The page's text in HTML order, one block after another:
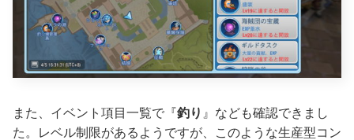
また、イベント項目一覧で『釣り 』なども確認できまし
た。レベル制限があるようですが、このような生産型コン